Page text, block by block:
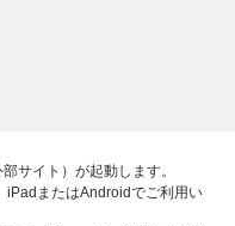
サイト）が起動します。
iPadまたはAndroidでご利用い